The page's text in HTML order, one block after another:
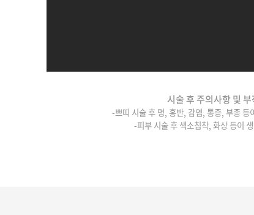
시술 후 주의사항 및 부
-쁘띠 시술 후 멍, 홍반, 감염, 통증, 부종 등
-피부 시술 후 색소침착, 화상 등이